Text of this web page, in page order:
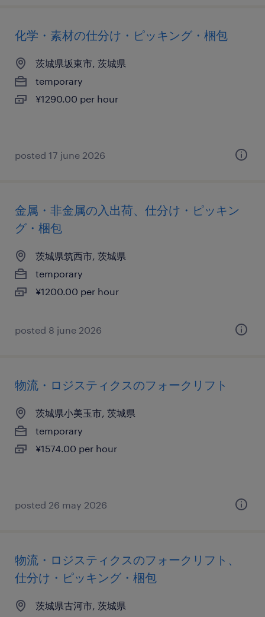
化学・素材の仕分け・ピッキング・梱包
茨城県坂東市, 茨城県
temporary
¥1290.00 per hour
posted 17 june 2026
金属・非金属の入出荷、仕分け・ピッキン
グ・梱包
茨城県筑西市, 茨城県
temporary
¥1200.00 per hour
posted 8 june 2026
物流・ロジスティクスのフォークリフト
茨城県小美玉市, 茨城県
temporary
¥1574.00 per hour
posted 26 may 2026
物流・ロジスティクスのフォークリフト、
仕分け・ピッキング・梱包
茨城県古河市, 茨城県